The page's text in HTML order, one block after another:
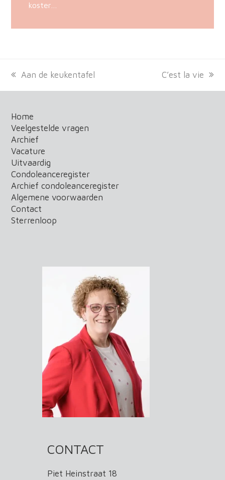
koster…
previous
Aan de keukentafel
next
C’est la vie
Home
Veelgestelde vragen
Archief
Vacature
Uitvaardig
Condoleanceregister
Archief condoleanceregister
Algemene voorwaarden
Contact
Sterrenloop
CONTACT
Piet Heinstraat 18